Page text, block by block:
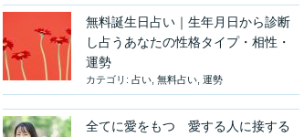
無料誕生日占い｜生年月日から診断
し占うあなたの性格タイプ・相性・
運勢
カテゴリ: 占い, 無料占い, 運勢
全てに愛をもつ 愛する人に接する